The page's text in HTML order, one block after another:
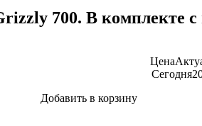
700. В комплекте
Цена
Сегодня
Добавить в корзину